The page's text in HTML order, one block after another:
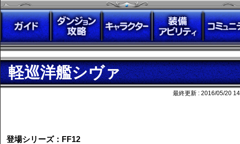
軽巡洋艦シヴァ
最終更新 : 2016/05/20
登場シリーズ：FF12